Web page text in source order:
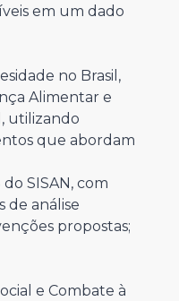
em um dado
no Brasil,
Alimentar e
utilizando
que abordam
SISAN, com
de análise
propostas;
e Combate à